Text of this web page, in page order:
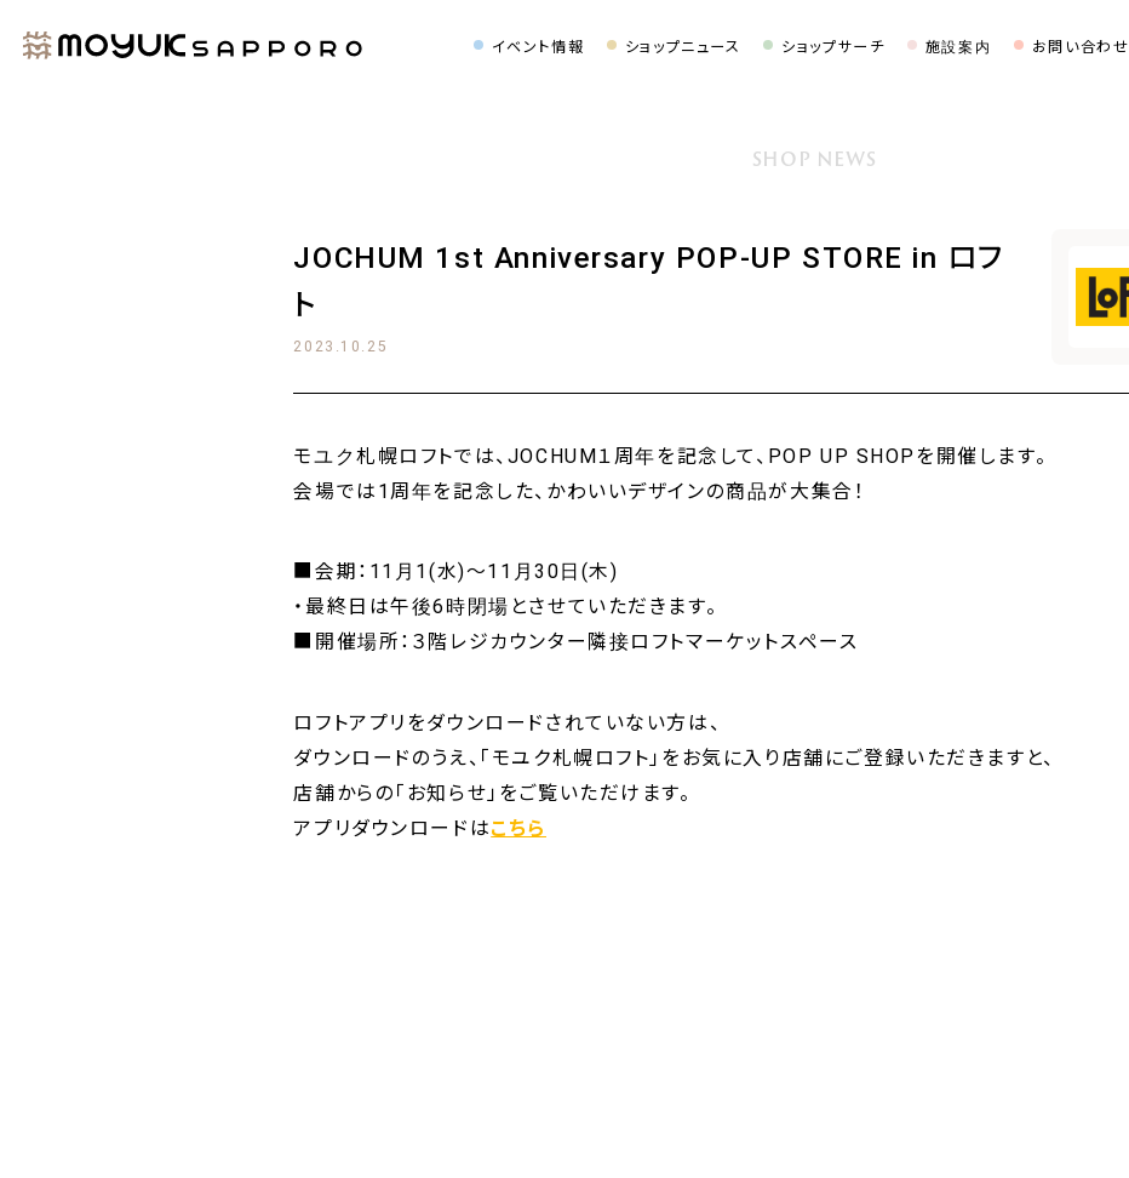
イベント情報 ショップニュース ショップサーチ 施設案内 お問い合わせ
SHOP NEWS
JOCHUM 1st Anniversary POP-UP STORE in ロフ
ト
2023.10.25
モユク札幌ロフトでは、JOCHUM１周年を記念して、POP UP SHOPを開催します。
会場では1周年を記念した、かわいいデザインの商品が大集合！
■会期：11月1(水)～11月30日(木)
・最終日は午後6時閉場とさせていただきます。
■開催場所：３階レジカウンター隣接ロフトマーケットスペース
ロフトアプリをダウンロードされていない方は、
ダウンロードのうえ、「モユク札幌ロフト」をお気に入り店舗にご登録いただきますと、
店舗からの「お知らせ」をご覧いただけます。
アプリダウンロードはこちら